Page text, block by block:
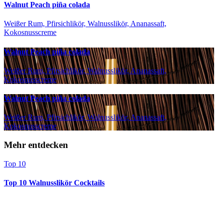
Walnut Peach piña colada
Weißer Rum, Pfirsichlikör, Walnusslikör, Ananassaft,
Kokosnusscreme
Walnut Peach piña colada
Weißer Rum, Pfirsichlikör, Walnusslikör, Ananassaft,
Kokosnusscreme
Walnut Peach piña colada
Weißer Rum, Pfirsichlikör, Walnusslikör, Ananassaft,
Kokosnusscreme
Mehr entdecken
Top 10
Top 10 Walnusslikör Cocktails